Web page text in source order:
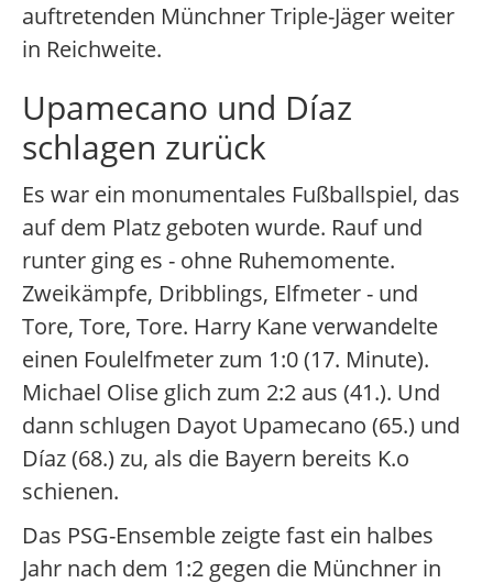
auftretenden Münchner Triple-Jäger weiter
in Reichweite.
Upamecano und Díaz
schlagen zurück
Es war ein monumentales Fußballspiel, das
auf dem Platz geboten wurde. Rauf und
runter ging es - ohne Ruhemomente.
Zweikämpfe, Dribblings, Elfmeter - und
Tore, Tore, Tore. Harry Kane verwandelte
einen Foulelfmeter zum 1:0 (17. Minute).
Michael Olise glich zum 2:2 aus (41.). Und
dann schlugen Dayot Upamecano (65.) und
Díaz (68.) zu, als die Bayern bereits K.o
schienen.
Das PSG-Ensemble zeigte fast ein halbes
Jahr nach dem 1:2 gegen die Münchner in